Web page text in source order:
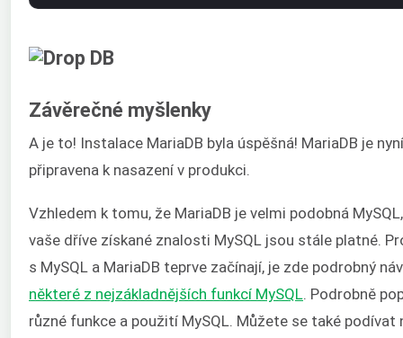
Závěrečné myšlenky
A je to! Instalace MariaDB byla úspěšná! MariaDB je nyní
připravena k nasazení v produkci.
Vzhledem k tomu, že MariaDB je velmi podobná
vaše dříve získané znalosti MySQL jsou stále platné.
s MySQL a MariaDB teprve začínají, je zde podrobný
některé z nejzákladnějších funkcí MySQL. Podrobně
různé funkce a použití MySQL. Můžete se také podívat